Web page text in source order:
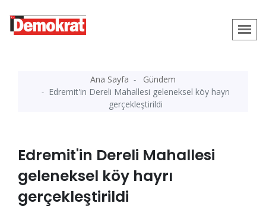
Ana Sayfa
Gündem
Edremit'in Dereli Mahallesi geleneksel köy hayrı
gerçekleştirildi
Edremit'in Dereli Mahallesi
geleneksel köy hayrı
gerçekleştirildi